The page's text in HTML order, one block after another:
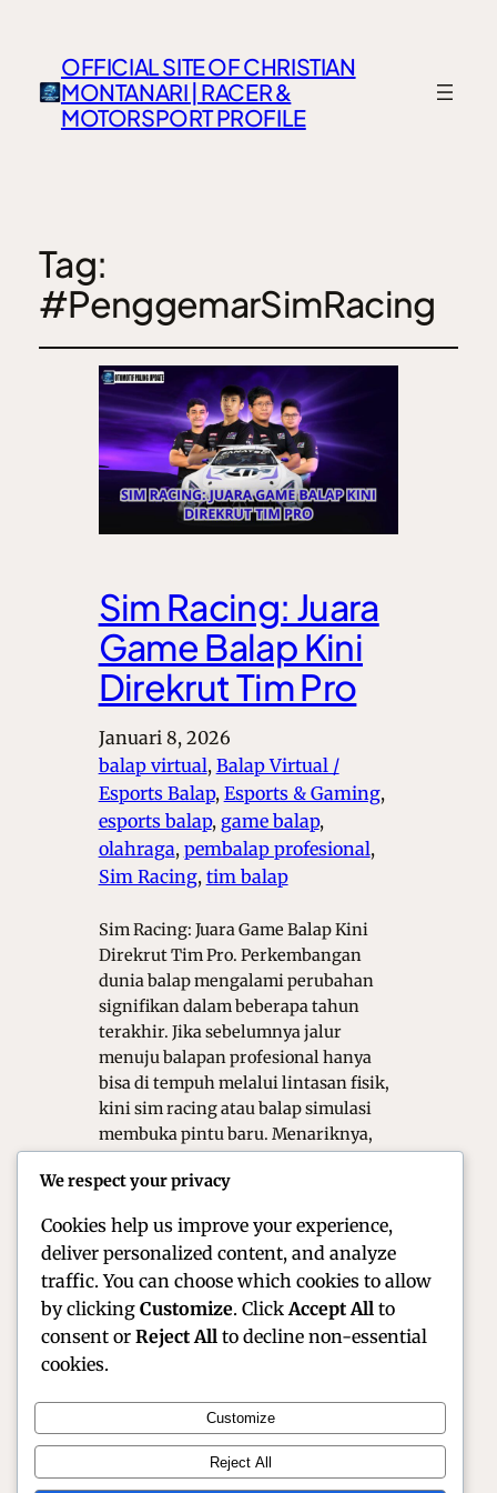
OFFICIAL SITE OF CHRISTIAN
MONTANARI | RACER &
MOTORSPORT PROFILE
Tag:
#PenggemarSimRacing
Sim Racing: Juara
Game Balap Kini
Direkrut Tim Pro
Januari 8, 2026
balap virtual, Balap Virtual /
Esports Balap, Esports & Gaming ,
esports balap, game balap ,
olahraga, pembalap profesional ,
Sim Racing, tim balap
Sim Racing: Juara Game Balap Kini
Direkrut Tim Pro. Perkembangan
dunia balap mengalami perubahan
signifikan dalam beberapa tahun
terakhir. Jika sebelumnya jalur
menuju balapan profesional hanya
bisa di tempuh melalui lintasan fisik,
kini sim racing atau balap simulasi
membuka pintu baru. Menariknya,
di pandang sekadar gamer,
Official Site of Christian Montanari | Racer &
Motorsport Profile
We respect your privacy
Cookies help us improve your experience,
deliver personalized content, and analyze
traffic. You can choose which cookies to allow
by clicking Customize. Click Accept All to
consent or Reject All to decline non-essential
cookies.
Customize
Reject All